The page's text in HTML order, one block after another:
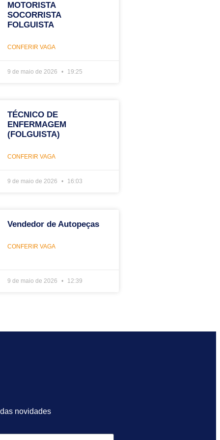
MOTORISTA
SOCORRISTA
FOLGUISTA
CONFERIR VAGA
9 de maio de 2026 19:25
TÉCNICO DE
ENFERMAGEM
(FOLGUISTA)
CONFERIR VAGA
9 de maio de 2026 16:03
Vendedor de Autopeças
CONFERIR VAGA
9 de maio de 2026 12:39
novidades